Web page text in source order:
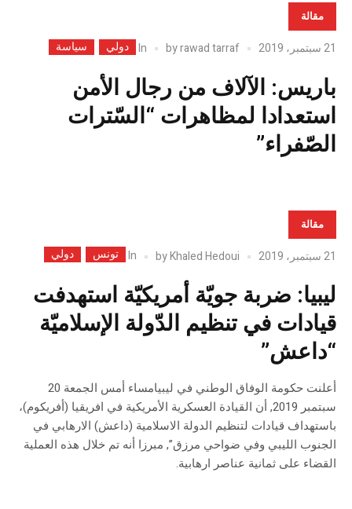
مقالة
21 سبتمبر، 2019 byrawad tarraf
In دولي سياسة
باريس: الآلاف من رجال اﻷمن
استعدادا لمظاهرات “السّترات
الصّفراء”
مقالة
21 سبتمبر، 2019 byKhaled Hedoui
In تونس دولي
ليبيا: ضربة جويّة أمريكيّة استهدفت
قيادات في تنظيم الدّولة الإسلاميّة
“داعش”
أعلنت حكومة الوفاق الوطني في ليبيامساء أمس الجمعة 20
سبتمبر 2019, أن القيادة العسكرية الأمريكية في افريقيا (أفريكوم)،
باستهداف قيادات لتنظيم الدولة الاسلامية (داعش) الارهابي في
الجنوب الليبي وفي ضواحي مرزق”, مبرزا أنه تم خلال هذه العملية
القضاء على ثمانية عناصر ارهابية.